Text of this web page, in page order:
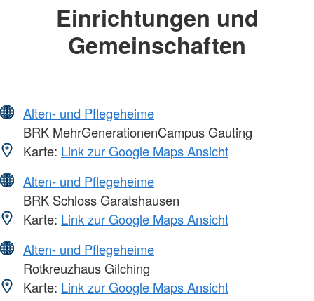
Einrichtungen und
Gemeinschaften
Alten- und Pflegeheime
BRK MehrGenerationenCampus Gauting
Karte: Link zur Google Maps Ansicht
Alten- und Pflegeheime
BRK Schloss Garatshausen
Karte: Link zur Google Maps Ansicht
Alten- und Pflegeheime
Rotkreuzhaus Gilching
Karte: Link zur Google Maps Ansicht